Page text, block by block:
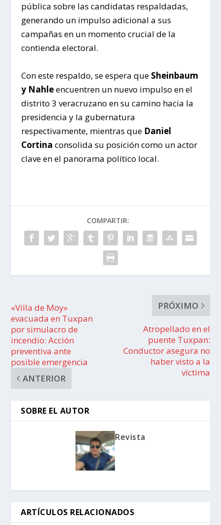
pública sobre las candidatas respaldadas,
generando un impulso adicional a sus
campañas en un momento crucial de la
contienda electoral.
Con este respaldo, se espera que Sheinbaum
y Nahleencuentren un nuevo impulso en el
distrito 3 veracruzano en su camino hacia la
presidencia y la gubernatura
respectivamente, mientras que Daniel
Cortina consolida su posición como un actor
clave en el panorama político local.
COMPARTIR:
«Villa de Moy»
evacuada en Tuxpan
por simulacro de
incendio: Acción
preventiva ante
posible emergencia
ANTERIOR
PRÓXIMO
Atropellado en el
puente Tuxpan:
Conductor asegura no
haber visto a la
víctima
SOBRE EL AUTOR
Revista
ARTÍCULOS RELACIONADOS